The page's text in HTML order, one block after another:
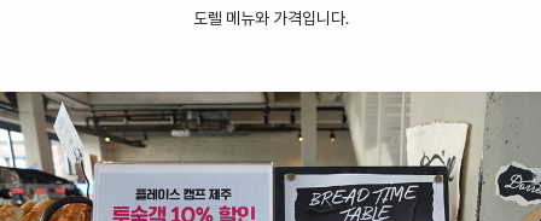
도렐 메뉴와 가격입니다.